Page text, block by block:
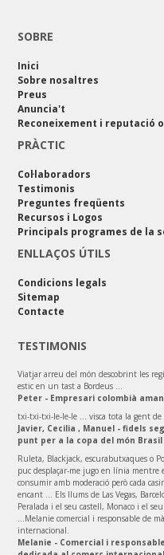
SOBRE
Inici
Sobre nosaltres
Preus
Anuncia't
Reconeixement i reputació
PRÀCTIC
Col·laboradors
Testimonis
Preguntes freqüents
Recursos i Logos
Principals programes de la
ENLLAÇOS ÚTILS
Condicions legals
Sitemap
Contacte
TESTIMONIS
Viatjar arreu del món descobrint les
estic en un tast a Bordeus ...
Peter - Empresari colombià
txi-txi-txi-le-le-le ... visca tota la gent de
Javier, Cecilia , Manuel - fidels
punt per a la copa del món Brasil
Ruleta, Blackjack, escurabutxaques o
puc desplaçar-me jugo en línia mentre
consumir amb moderació però cada
encant ... Els llums de Las Vegas,
Peralada i el seu castell, Monaco i el
...Melanie comercial i responsable de
internacional.
Melanie - Comercial i